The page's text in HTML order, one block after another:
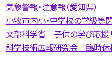
気象警報・注意報（愛知県）
小牧市内小・中学校の学級等
文部科学省 子供の学び応援
科学技術広報研究会 臨時休